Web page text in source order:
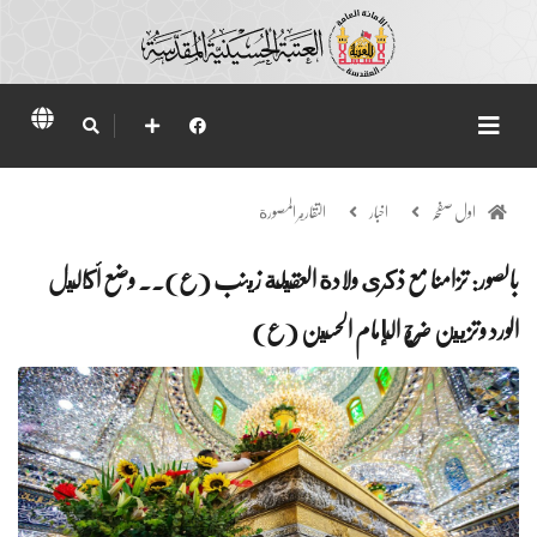
اول صفحہ اخبار التقارير المصورة
بالصور: تزامنا مع ذكرى ولادة العقيلة زينب (ع).. وضع أكاليل
الورد وتزيين ضريح الإمام الحسين (ع)